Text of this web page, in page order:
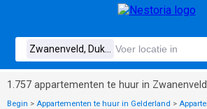
1.757 appartementen te huur in
Begin > Appartementen te huur in Gelderland >